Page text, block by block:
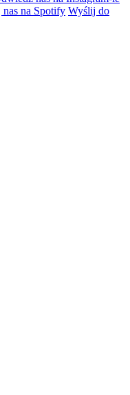
nas na Spotify Wyślij do